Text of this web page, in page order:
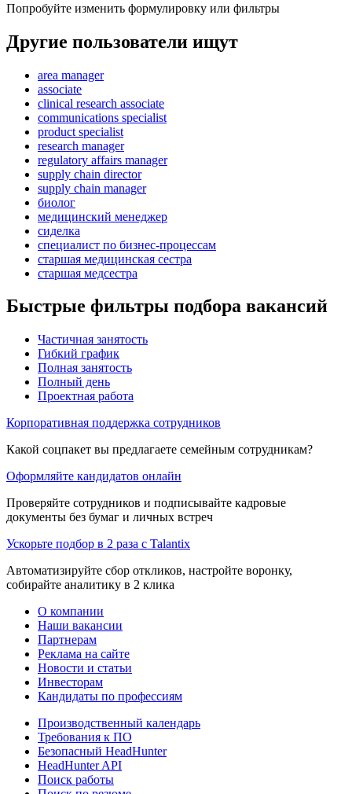
Попробуйте изменить формулировку или фильтры
Другие пользователи ищут
area manager
associate
clinical research associate
communications specialist
product specialist
research manager
regulatory affairs manager
supply chain director
supply chain manager
биолог
медицинский менеджер
сиделка
специалист по бизнес-процессам
старшая медицинская сестра
старшая медсестра
Быстрые фильтры подбора вакансий
Частичная занятость
Гибкий график
Полная занятость
Полный день
Проектная работа
Корпоративная поддержка сотрудников
Какой соцпакет вы предлагаете семейным сотрудникам?
Оформляйте кандидатов онлайн
Проверяйте сотрудников и подписывайте кадровые
документы без бумаг и личных встреч
Ускорьте подбор в 2 раза с Talantix
Автоматизируйте сбор откликов, настройте воронку,
собирайте аналитику в 2 клика
О компании
Наши вакансии
Партнерам
Реклама на сайте
Новости и статьи
Инвесторам
Кандидаты по профессиям
Производственный календарь
Требования к ПО
Безопасный HeadHunter
HeadHunter API
Поиск работы